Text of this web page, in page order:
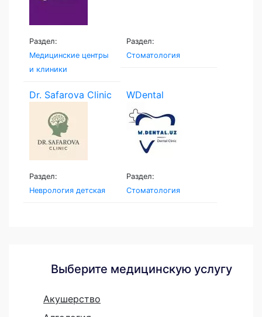
Раздел:
Медицинские центры
и клиники
Раздел:
Стоматология
Dr. Safarova Clinic
Раздел:
Неврология детская
WDental
Раздел:
Стоматология
Выберите медицинскую услугу
Акушерство